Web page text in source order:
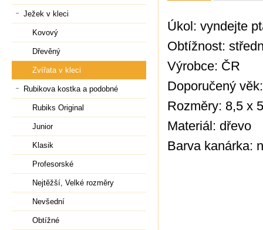
Úkol: vyndejte
Obtížnost:
Výrobce: ČR
Doporučený
Rozměry: 8,5 x
Materiál: dřevo
Barva kanárka:
Ježek v kleci
Kovový
Dřevěný
Zvířata v kleci
Rubikova kostka a podobné
Rubiks Original
Junior
Klasik
Profesorské
Nejtěžší, Velké rozměry
Nevšední
Obtížné